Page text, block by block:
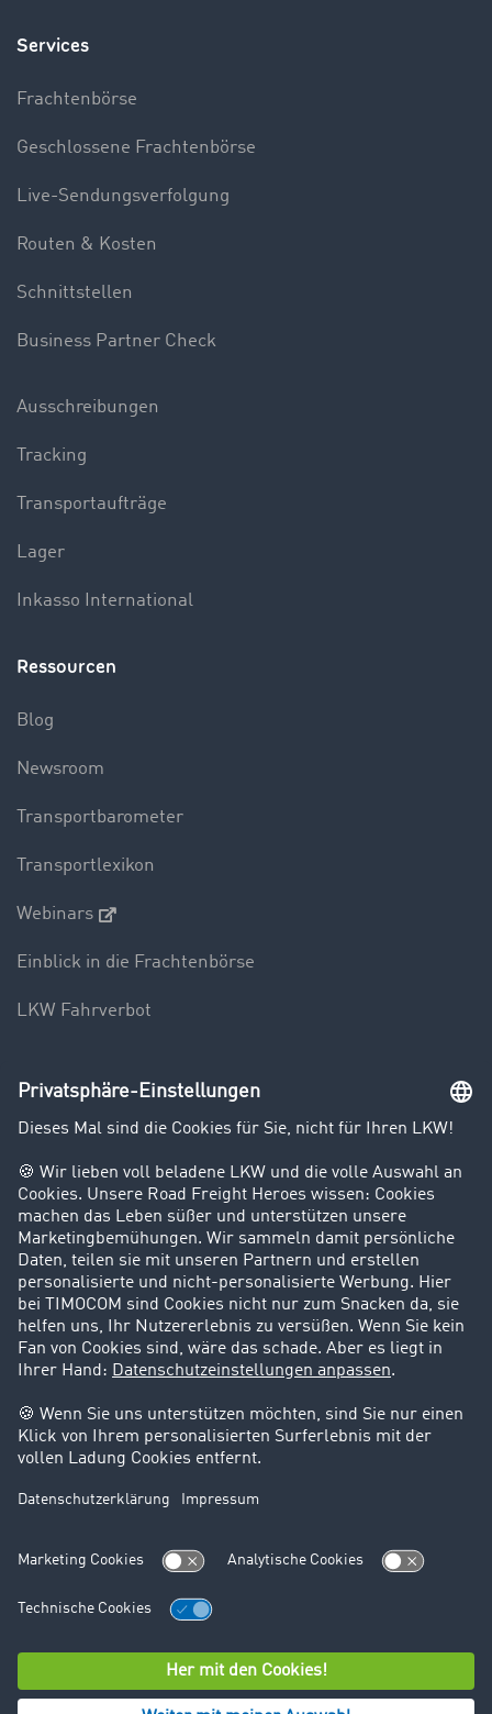
Services
Frachtenbörse
Geschlossene Frachtenbörse
Live-Sendungsverfolgung
Routen & Kosten
Schnittstellen
Business Partner Check
Ausschreibungen
Tracking
Transportaufträge
Lager
Inkasso International
Ressourcen
Blog
Newsroom
Transportbarometer
Transportlexikon
Webinars
Einblick in die Frachtenbörse
LKW Fahrverbot
Unternehmen
Kunden werben Kunden
Success Stories
Karriere
Support
Kontakt
Rechtliches
Impressum
AGB